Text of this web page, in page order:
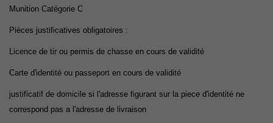
Munition Catégorie C
Pièces justificatives obligatoires :
Licence de tir ou permis de chasse en cours de validité
Carte d'identité ou passeport en cours de validité
justificatif de domicile si l'adresse figurant sur la piece d'identité ne
correspond pas a l'adresse de livraison